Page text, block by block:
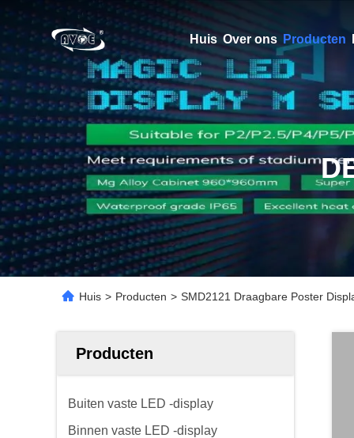
Huis Over ons Producten
Huis > Producten > SMD2121 Draagbare Poster
Producten
Buiten vaste LED -display
Binnen vaste LED -display